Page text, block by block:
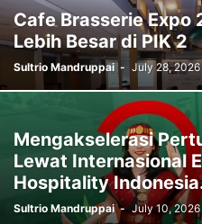
Cafe Brasserie Expo
Lebih Besar di PIK 2
Sultrio Mandruppai - July 28, 2026
Mengakselerasi
Lewat Internasional
Hospitality
Sultrio Mandruppai - July 10, 2026